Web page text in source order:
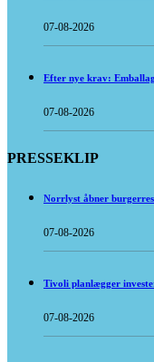
07-08-2026
Efter nye krav:
07-08-2026
PRESSEKLIP
Norrlyst åbner
07-08-2026
Tivoli planlægger
07-08-2026